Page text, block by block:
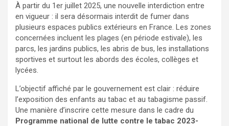
À partir du 1er juillet 2025, une nouvelle interdiction entre
en vigueur : il sera désormais interdit de fumer dans
plusieurs espaces publics extérieurs en France. Les zones
concernées incluent les plages (en période estivale), les
parcs, les jardins publics, les abris de bus, les installations
sportives et surtout les abords des écoles, collèges et
lycées.
L’objectif affiché par le gouvernement est clair : réduire
l’exposition des enfants au tabac et au tabagisme passif.
Une manière d’inscrire cette mesure dans le cadre du
Programme national de lutte contre le tabac 2023-